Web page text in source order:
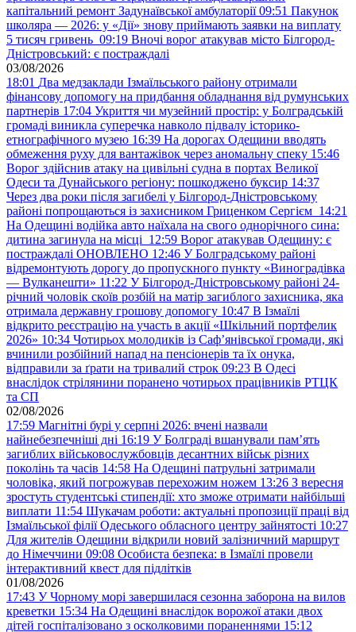
капітальний ремонт Задунаївської амбулаторії 09:51 Пакунок
школяра — 2026: у «Дії» знову приймають заявки на виплату
5 тисяч гривень 09:19 Вночі ворог атакував місто Білгород-
Дністровський: є постраждалі
03/08/2026
18:01 Два медзаклади Ізмаїльського району отримали
фінансову допомогу на придбання обладнання від румунських
партнерів 17:04 Укриття чи музейний простір: у Болградській
громаді виникла суперечка навколо підвалу історико-
етнографічного музею 16:39 На дорогах Одещини вводять
обмеження руху для вантажівок через аномальну спеку 15:46
Ворог здійснив атаку на цивільні судна в портах Великої
Одеси та Дунайського регіону: пошкоджено буксир 14:37
Через два роки після загибелі у Білгород-Дністровському
районі попрощаються із захисником Гриценком Сергієм 14:21
На Одещині водійка авто наїхала на свого однорічного сина:
дитина загинула на місці 12:59 Ворог атакував Одещину: є
постраждалі ОНОВЛЕНО 12:46 У Болградському районі
відремонтують дорогу до пропускного пункту «Виноградівка
— Вулканешти» 11:22 У Білгород-Дністровському районі 24-
річний чоловік скоїв розбій на матір загиблого захисника, яка
отримала державну грошову допомогу 10:47 В Ізмаїлі
відкрито реєстрацію на участь в акції «Шкільний портфелик
2026» 10:34 Чотирьох молодиків із Саф’янівської громади, які
вчинили розбійний напад на пенсіонерів та їх онука,
відправили за ґрати на тривалий строк 09:23 В Одесі
внаслідок стрілянини поранено чотирьох працівників РТЦК
та СП
02/08/2026
17:59 Магнітні бурі у серпні 2026: вчені назвали
найнебезпечніші дні 16:19 У Болграді вшанували пам’ять
загиблих військовослужбовців десантних військ різних
поколінь та часів 14:58 На Одещині патрульні затримали
чоловіка, який погрожував перехожим ножем 13:26 З вересня
зростуть студентські стипендії: хто зможе отримати найбільші
виплати 11:54 Шукачам роботи: актуальні пропозиції праці від
Ізмаїльської філії Одеського обласного центру зайнятості 10:27
Для жителів Одещини відкрили новий залізничний маршрут
до Німеччини 09:08 Особиста безпека: в Ізмаїлі провели
інтерактивний квест для підлітків
01/08/2026
17:43 У Чорному морі завершилася сезонна заборона на вилов
креветки 15:34 На Одещині внаслідок ворожої атаки двох
дітей госпіталізовано з осколковими пораненнями 15:12